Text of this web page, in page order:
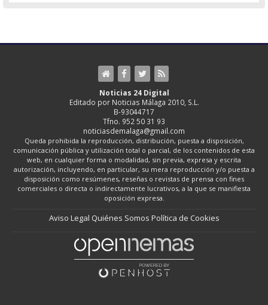
Noticias 24 Digital
Editado por Noticias Málaga 2010, S.L.
B-93044717
Tfno. 952 50 31 93
noticiasdemalaga@gmail.com
Queda prohibida la reproducción, distribución, puesta a disposición,
comunicación pública y utilización total o parcial, de los contenidos de esta
web, en cualquier forma o modalidad, sin previa, expresa y escrita
autorización, incluyendo, en particular, su mera reproducción y/o puesta a
disposición como resúmenes, reseñas o revistas de prensa con fines
comerciales o directa o indirectamente lucrativos, a la que se manifiesta
oposición expresa.
Aviso Legal Quiénes Somos Política de Cookies